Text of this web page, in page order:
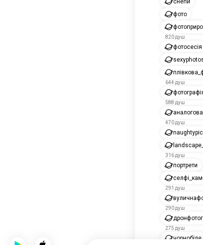
снепи
фото
820 душ
фотосесія
644 душ
588 душ
470 душ
316 душ
портрети
291 душ
290 душ
275 душ
чорнобіле